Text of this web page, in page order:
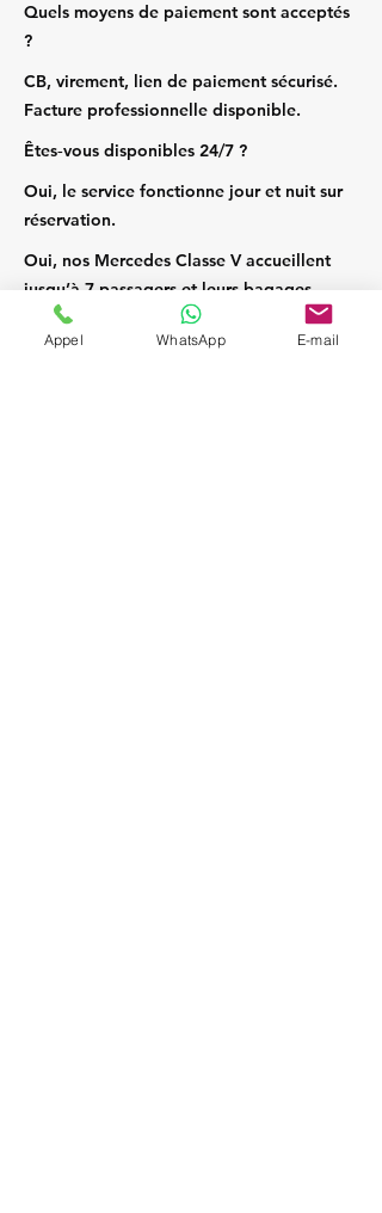
Quels moyens de paiement sont acceptés
?
CB, virement, lien de paiement sécurisé.
Facture professionnelle disponible.
Êtes‑vous disponibles 24/7 ?
Oui, le service fonctionne jour et nuit sur
réservation.
Oui, nos Mercedes Classe V accueillent
jusqu’à 7 passagers et leurs bagages.
Appel WhatsApp E-mail